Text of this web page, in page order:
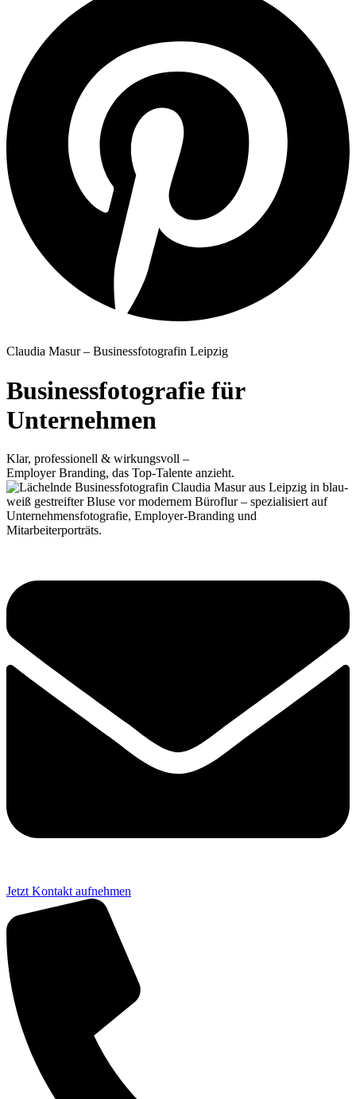
Claudia Masur – Businessfotografin Leipzig
Businessfotografie für
Unternehmen
Klar, professionell & wirkungsvoll –
Employer Branding, das Top-Talente anzieht.
Jetzt Kontakt aufnehmen